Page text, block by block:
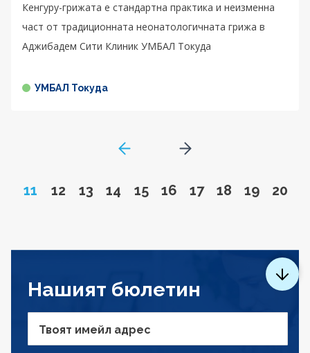
Кенгуру-грижата е стандартна практика и неизменна
част от традиционната неонатологичната грижа в
Аджибадем Сити Клиник УМБАЛ Токуда
УМБАЛ Токуда
GoToPreviousPage
Page
11 Go to page
12 Go to page
13 Go to page
14 Go to page
15 Go to page
16 Go to page
17 Go to page
18 Go to
19 Go
20
Go to next page
Нашият бюлетин
Твоят имейл адрес